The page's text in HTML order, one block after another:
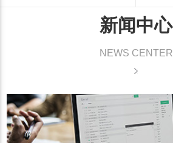
新闻中心
NEWS CENTER